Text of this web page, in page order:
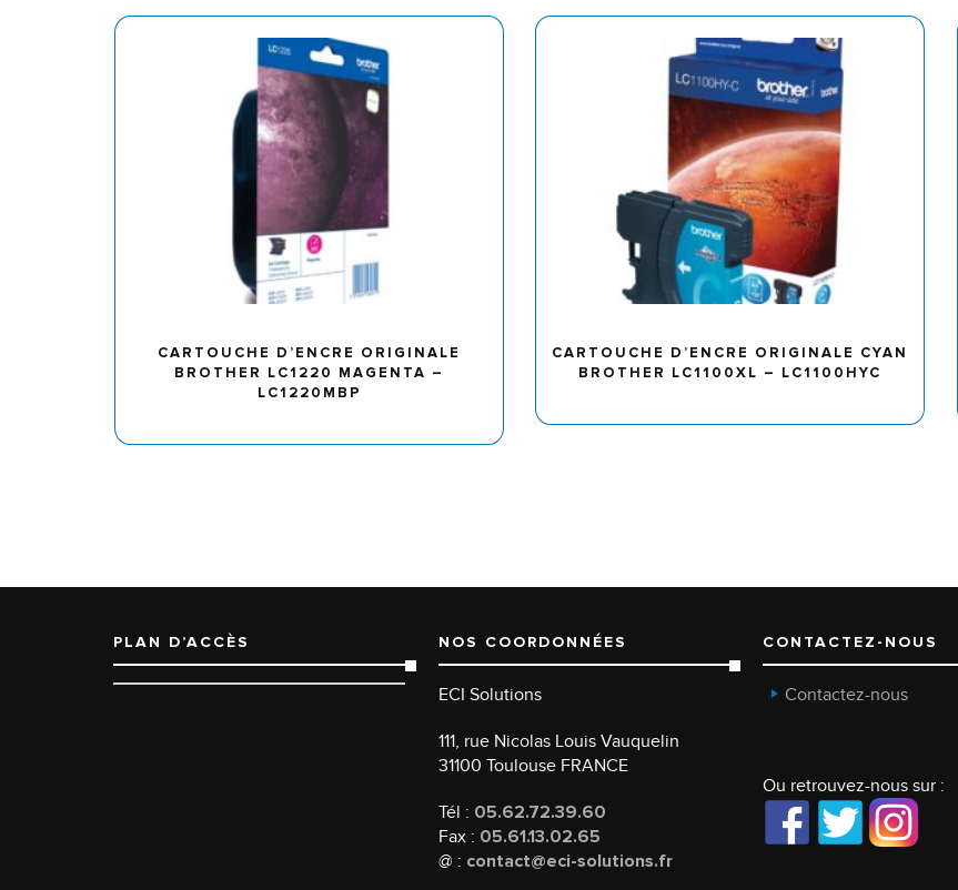
CARTOUCHE D’ENCRE ORIGINALE
BROTHER LC1220 MAGENTA –
LC1220MBP
CARTOUCHE D’ENCRE ORIGINALE CYAN
BROTHER LC1100XL – LC1100HYC
PLAN D’ACCÈS NOS COORDONNÉES
ECI Solutions
111, rue Nicolas Louis Vauquelin
31100 Toulouse FRANCE
Tél : 05.62.72.39.60
Fax : 05.61.13.02.65
@ : contact@eci-solutions.fr
CONTACTEZ-NOUS
Contactez-nous
Ou retrouvez-nous sur :